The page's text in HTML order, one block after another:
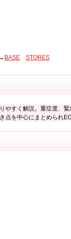
BASE STORES
すく解説。重症度、
を中心にまとめられ